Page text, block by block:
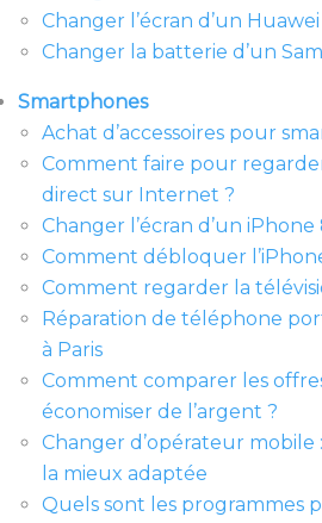
Changer l’écran d’un
Changer la batterie d’un
Smartphones
Achat d’accessoires pour
Comment faire pour
direct sur Internet ?
Changer l’écran d’un
Comment débloquer
Comment regarder la
Réparation de téléphone
à Paris
Comment comparer les
économiser de l’argent ?
Changer d’opérateur mobile
la mieux adaptée
Quels sont les programmes